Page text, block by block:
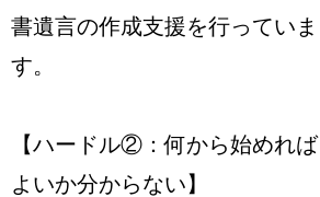
書遺言の作成支援を行っていま
す。
【ハードル②：何から始めれば
よいか分からない】